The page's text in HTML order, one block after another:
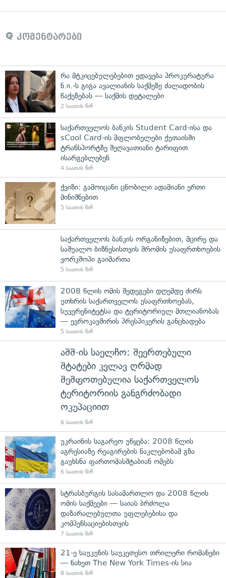
კომენტარები
რა მტკიცებულებებით ედავება პროკურატურა
ნ.ი.-ს გიგა ავალიანის საქმეზე ძალადობის
წაქეზებას — საქმის დეტალები
2 საათის წინ
საქართველოს ბანკის Student Card-ისა და
sCool Card-ის მფლობელები ქუთაისში
ტრანსპორტზე შეღავათიანი ტარიფით
ისარგებლებენ
4 საათის წინ
ქვიზი: გამოიცანი ცნობილი ადამიანი ერთი
მინიშნებით
5 საათის წინ
საქართველოს ბანკის ორგანიზებით, მცირე და
საშუალო ბიზნესისთვის შრომის უსაფრთხოების
ვორკშოპი გაიმართა
5 საათის წინ
2008 წლის ომის შედეგები დღემდე ძირს
უთხრის საქართველოს უსაფრთხოებას,
სუვერენიტეტსა და ტერიტორიულ მთლიანობას
— ევროკავშირის პრესპიკერის განცხადება
5 საათის წინ
აშშ-ის საელჩო: შეერთებული
შტატები კვლავ ღრმად
შეშფოთებულია საქართველოს
ტერიტორიის განგრძობადი
ოკუპაციით
6 საათის წინ
უკრაინის საგარეო უწყება: 2008 წლის
აგრესიაზე რეაგირების ნაკლებობამ გზა
გაუხსნა ფართომასშტაბიან ომებს
6 საათის წინ
სტრასბურგის სასამართლო და 2008 წლის
ომის საქმეები — საიას ბრძოლა
დაზარალებულთა უფლებებისა და
კომპენსაციებისთვის
7 საათის წინ
21-ე საუკუნის საუკეთესო თრილერი რომანები
— ნახეთ The New York Times-ის სია
8 საათის წინ